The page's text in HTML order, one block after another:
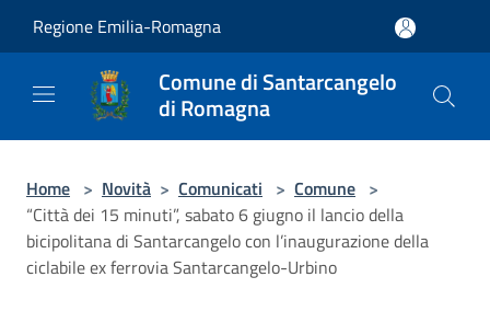
Regione Emilia-Romagna
Comune di Santarcangelo
di Romagna
Home > Novità > Comunicati > Comune >
“Città dei 15 minuti”, sabato 6 giugno il lancio della
bicipolitana di Santarcangelo con l’inaugurazione della
ciclabile ex ferrovia Santarcangelo-Urbino